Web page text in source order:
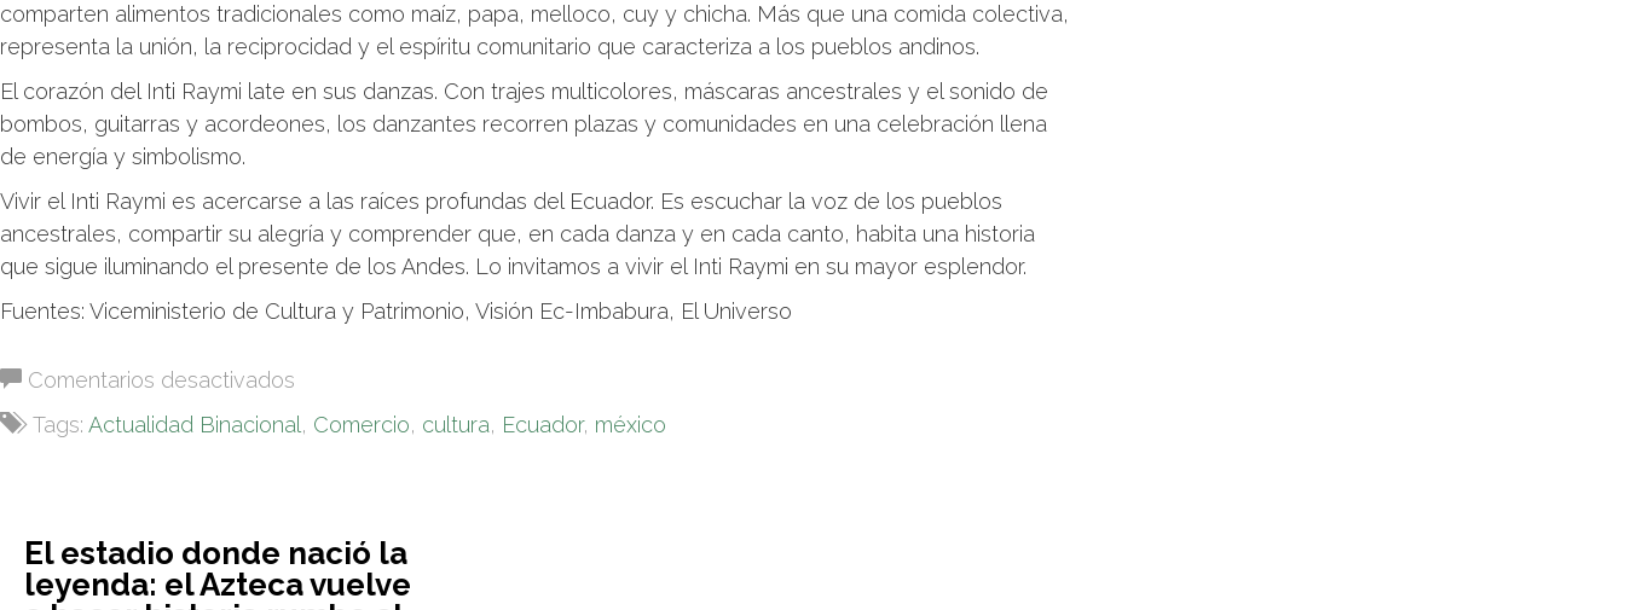
comparten alimentos tradicionales como maíz, papa, melloco, cuy y chicha. Más que una comida colectiva,
representa la unión, la reciprocidad y el espíritu comunitario que caracteriza a los pueblos andinos.
El corazón del Inti Raymi late en sus danzas. Con trajes multicolores, máscaras ancestrales y el sonido de
bombos, guitarras y acordeones, los danzantes recorren plazas y comunidades en una celebración llena
de energía y simbolismo.
Vivir el Inti Raymi es acercarse a las raíces profundas del Ecuador. Es escuchar la voz de los pueblos
ancestrales, compartir su alegría y comprender que, en cada danza y en cada canto, habita una historia
que sigue iluminando el presente de los Andes. Lo invitamos a vivir el Inti Raymi en su mayor esplendor.
Fuentes: Viceministerio de Cultura y Patrimonio, Visión Ec-Imbabura, El Universo
Comentarios desactivados
Inti
ancestral
de
Tags: Actualidad Binacional , Comercio, cultura, Ecuador, méxico
El estadio donde nació la
leyenda: el Azteca vuelve